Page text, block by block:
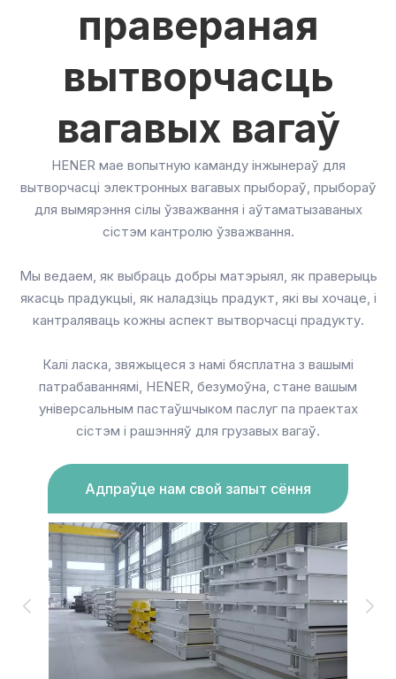
правераная
вытворчасць
вагавых вагаў
HENER мае вопытную каманду інжынераў для
вытворчасці электронных вагавых прыбораў, прыбораў
для вымярэння сілы ўзважвання і аўтаматызаваных
сістэм кантролю ўзважвання.
Мы ведаем, як выбраць добры матэрыял, як праверыць
якасць прадукцыі, як наладзіць прадукт, які вы хочаце, і
кантраляваць кожны аспект вытворчасці прадукту.
Калі ласка, звяжыцеся з намі бясплатна з вашымі
патрабаваннямі, HENER, безумоўна, стане вашым
універсальным пастаўшчыком паслуг па праектах
сістэм і рашэнняў для грузавых вагаў.
Адпраўце нам свой запыт сёння